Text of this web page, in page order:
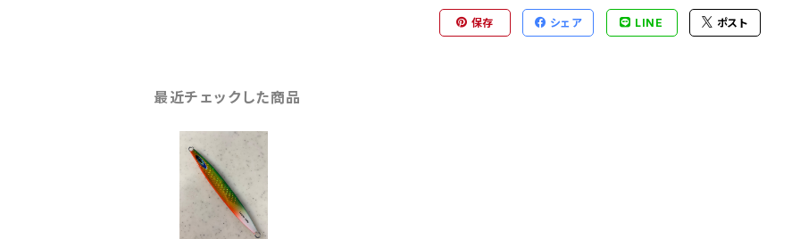
保存 シェア LINE ポスト
最近チェックした商品